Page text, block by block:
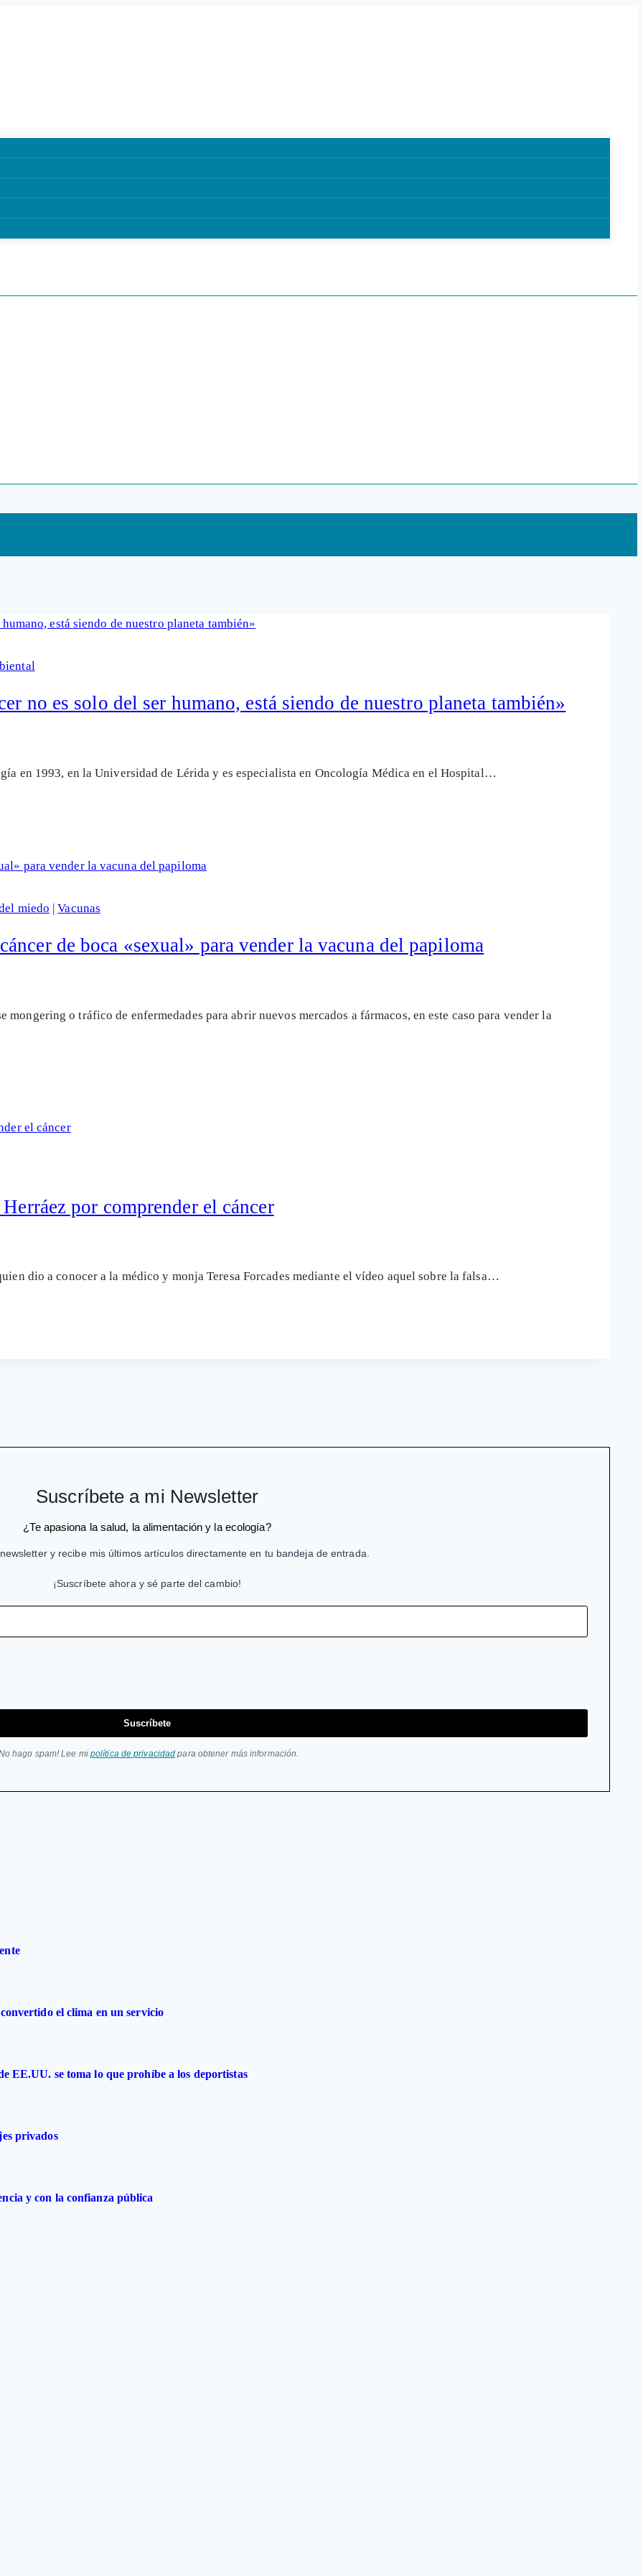
no es solo del ser humano, está siendo de nuestro planeta también»
en 1993, en la Universidad de Lérida y es especialista en Oncología Médica en el Hospital…
miedo |Vacunas
de boca «sexual» para vender la vacuna del papiloma
o tráfico de enfermedades para abrir nuevos mercados a fármacos, en este caso para vender la
por comprender el cáncer
dio a conocer a la médico y monja Teresa Forcades mediante el vídeo aquel sobre la falsa…
Suscríbete a mi Newsletter
¿Te apasiona la salud, la alimentación y la ecología?
y recibe mis últimos artículos directamente en tu bandeja de entrada.
¡Suscríbete ahora y sé parte del cambio!
Suscríbete
hago spam! Lee mi política de privacidad para obtener más información.
el clima en un servicio
EE.UU. se toma lo que prohíbe a los deportistas
privados
y con la confianza pública